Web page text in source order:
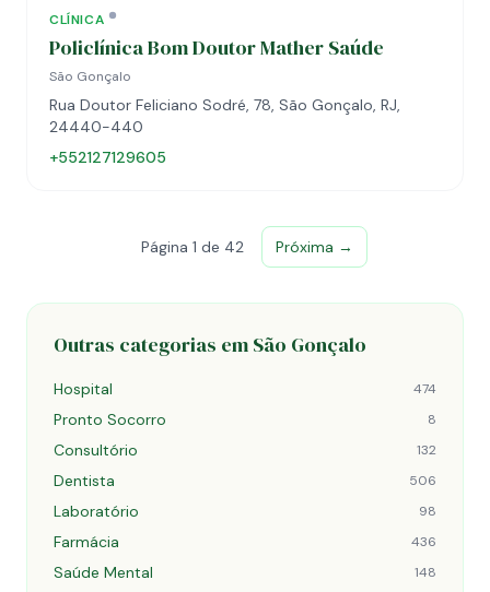
CLÍNICA
Policlínica Bom Doutor Mather Saúde
São Gonçalo
Rua Doutor Feliciano Sodré, 78, São Gonçalo, RJ,
24440-440
+552127129605
Página 1 de 42 Próxima →
Outras categorias em São Gonçalo
Hospital 474
Pronto Socorro 8
Consultório 132
Dentista 506
Laboratório 98
Farmácia 436
Saúde Mental 148